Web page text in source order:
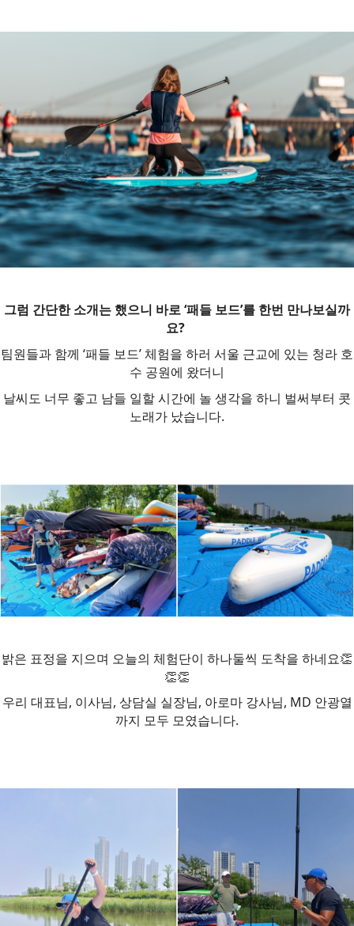
그럼 간단한 소개는 했으니 바로 ‘패들 보드’를 한번 만나보실까
요?
팀원들과 함께 ‘패들 보드’ 체험을 하러 서울 근교에 있는 청라 호
수 공원에 왔더니
날씨도 너무 좋고 남들 일할 시간에 놀 생각을 하니 벌써부터 콧
노래가 났습니다.
밝은 표정을 지으며 오늘의 체험단이 하나둘씩 도착을 하네요👏
👏👏
우리 대표님, 이사님, 상담실 실장님, 아로마 강사님, MD 안광열
까지 모두 모였습니다.